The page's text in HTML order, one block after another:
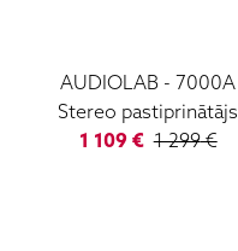
AUDIOLAB -7000A
Stereo pastiprinātājs
1 109€ 1 299€